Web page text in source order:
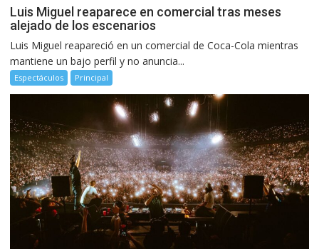
Luis Miguel reaparece en comercial tras meses
alejado de los escenarios
Luis Miguel reapareció en un comercial de Coca-Cola mientras
mantiene un bajo perfil y no anuncia...
Espectáculos Principal